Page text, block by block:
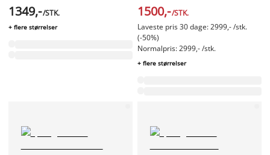
1349,-/STK.
+ flere størrelser
1500,-/STK.
Laveste pris 30 dage: 2999,- /stk.
(-50%)
Normalpris: 2999,- /stk.
+ flere størrelser